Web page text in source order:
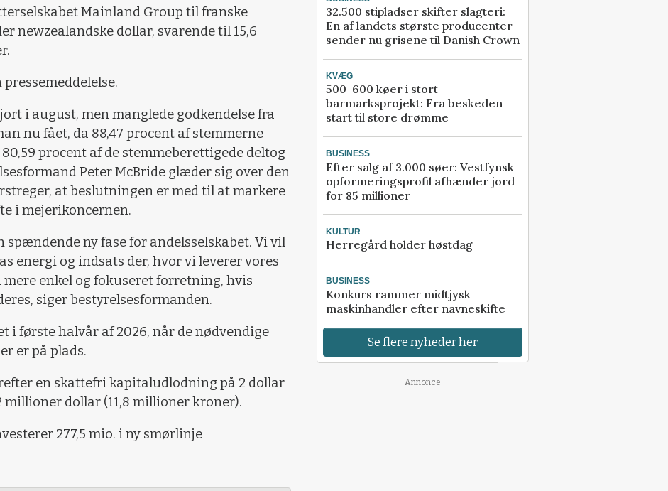
Mainland Group til franske
newzealandske dollar, svarende til 15,6
i august, men manglede godkendelse fra
nu fået, da 88,47 procent af stemmerne
procent af de stemmeberettigede deltog
Peter McBride glæder sig over den
at beslutningen er med til at markere
i mejerikoncernen.
spændende ny fase for andelsselskabet. Vi vil
energi og indsats der, hvor vi leverer vores
mere enkel og fokuseret forretning, hvis
siger bestyrelsesformanden.
i første halvår af 2026, når de nødvendige
er på plads.
en skattefri kapitaludlodning på 2 dollar
millioner dollar (11,8 millioner kroner).
277,5 mio. i ny smørlinje
32.500 stipladser skifter slagteri:
En af landets største producenter
sender nu grisene til Danish Crown
KVÆG
500-600 køer i stort
barmarksprojekt: Fra beskeden
start til store drømme
BUSINESS
Efter salg af 3.000 søer: Vestfynsk
opformeringsprofil afhænder jord
for 85 millioner
KULTUR
Herregård holder høstdag
BUSINESS
Konkurs rammer midtjysk
maskinhandler efter navneskifte
Se flere nyheder her
Annonce